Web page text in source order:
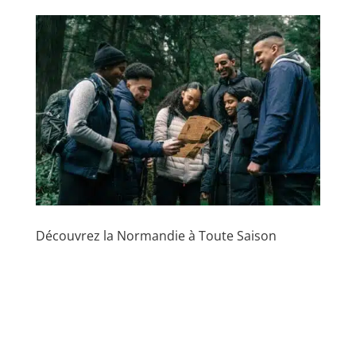
Découvrez la Normandie à Toute Saison